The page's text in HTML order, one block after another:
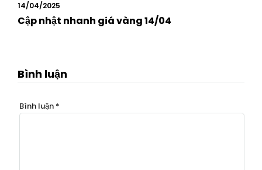
14/04/2025
Cập nhật nhanh giá vàng 14/04
Bình luận
Bình luận *